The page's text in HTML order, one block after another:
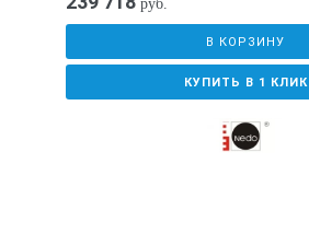
руб.
В КОРЗИНУ
КУПИТЬ В 1 КЛИК